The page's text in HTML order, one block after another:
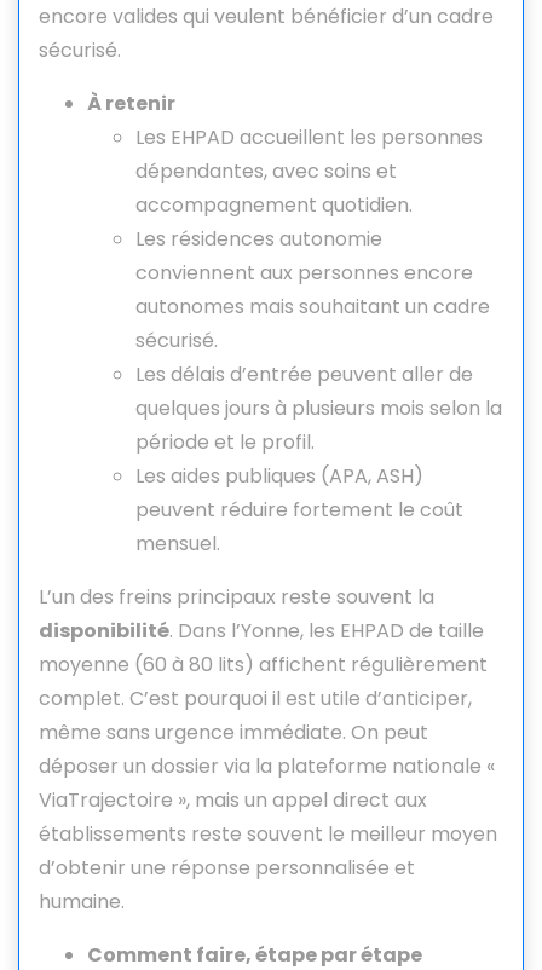
encore valides qui veulent bénéficier d’un cadre
sécurisé.
À retenir
Les EHPAD accueillent les personnes
dépendantes, avec soins et
accompagnement quotidien.
Les résidences autonomie
conviennent aux personnes encore
autonomes mais souhaitant un cadre
sécurisé.
Les délais d’entrée peuvent aller de
quelques jours à plusieurs mois selon la
période et le profil.
Les aides publiques (APA, ASH)
peuvent réduire fortement le coût
mensuel.
L’un des freins principaux reste souvent la
disponibilité. Dans l’Yonne, les EHPAD de taille
moyenne (60 à 80 lits) affichent régulièrement
complet. C’est pourquoi il est utile d’anticiper,
même sans urgence immédiate. On peut
déposer un dossier via la plateforme nationale «
ViaTrajectoire », mais un appel direct aux
établissements reste souvent le meilleur moyen
d’obtenir une réponse personnalisée et
humaine.
Comment faire, étape par étape